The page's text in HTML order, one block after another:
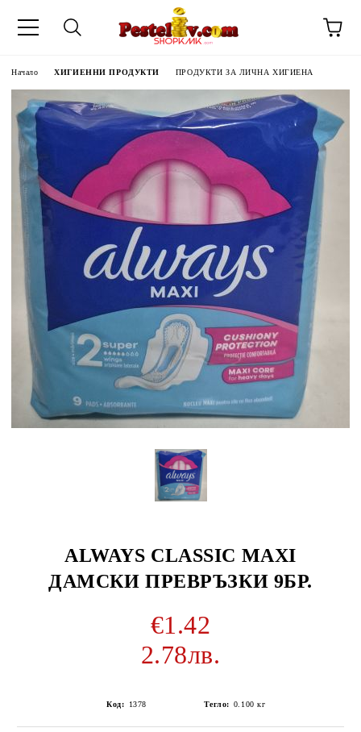
НА
Начало ХИГИЕННИ ПРОДУКТИ ПРОДУКТИ ЗА ЛИЧНА ХИГИЕНА
ALWAYS CLASSIC MAXI
ДАМСКИ ПРЕВРЪЗКИ 9БР.
€1.42
2.78лв.
Код: 1378 Тегло: 0.100 кг